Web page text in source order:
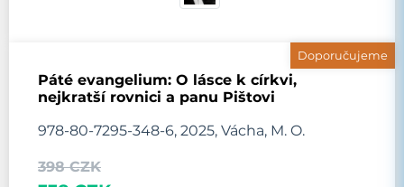
Doporučujeme
Páté evangelium: O lásce k církvi,
nejkratší rovnici a panu Pištovi
978-80-7295-348-6, 2025, Vácha, M. O.
398 CZK